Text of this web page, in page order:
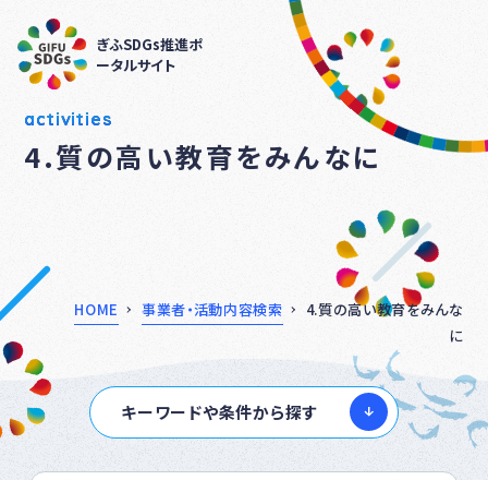
ぎふSDGs推進ポ
ータルサイト
activities
4.質の高い教育をみんなに
HOME 事業者・活動内容検索
4.質の高い教育をみんな
に
キーワードや条件から探す